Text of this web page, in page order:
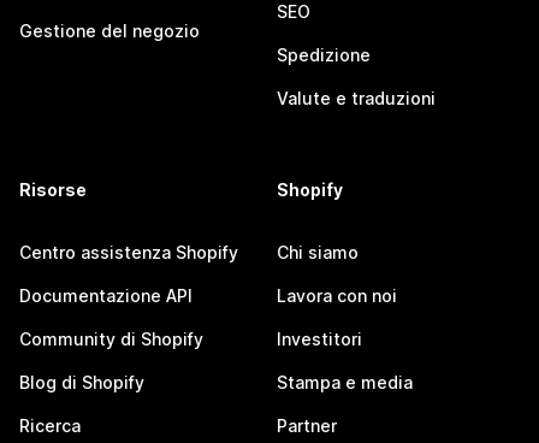
Gestione del negozio
SEO
Spedizione
Valute e traduzioni
Risorse
Centro assistenza Shopify
Documentazione API
Community di Shopify
Blog di Shopify
Ricerca
Shopify
Chi siamo
Lavora con noi
Investitori
Stampa e media
Partner